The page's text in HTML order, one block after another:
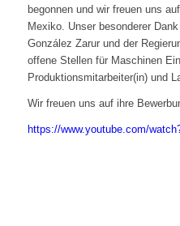
begonnen und wir freuen uns
Mexiko. Unser besonderer
González Zarur und der
offene Stellen für Maschinen
Produktionsmitarbeiter(in) und
Wir freuen uns auf ihre
https://www.youtube.com/